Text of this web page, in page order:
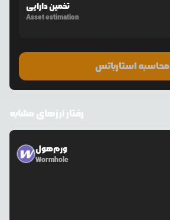
تخمین دارایی
Asset estimation
محاسبه استارباتس
رفتار ارزهای مشابه
ورم‌هول
Wormhole